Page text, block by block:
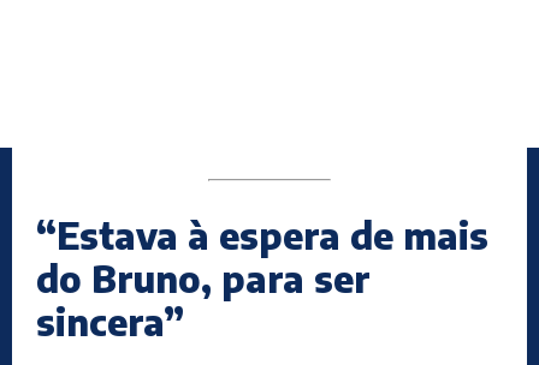
“Estava à espera de mais
do Bruno, para ser
sincera”